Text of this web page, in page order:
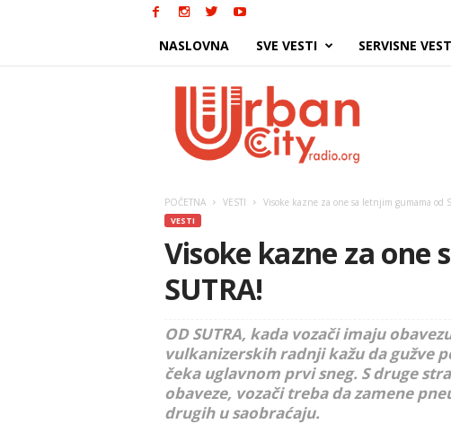
NASLOVNA SVE VESTI SERVISNE
POČETNA VESTI Visoke kazne za one sa letnjim gumama od
VESTI
Visoke kazne za
SUTRA!
OD SUTRA, kada vozači imaju
vulkanizerskih radnji kažu da gužve
čeka uglavnom prvi sneg. S druge
obaveze, vozači treba da zamene
drugih u saobraćaju.